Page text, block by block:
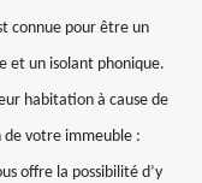
connue pour être un
et un isolant phonique.
habitation à cause de
de votre immeuble :
offre la possibilité d’y